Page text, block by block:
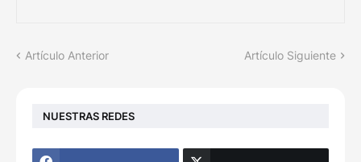
Artículo Anterior Artículo Siguiente
NUESTRAS REDES